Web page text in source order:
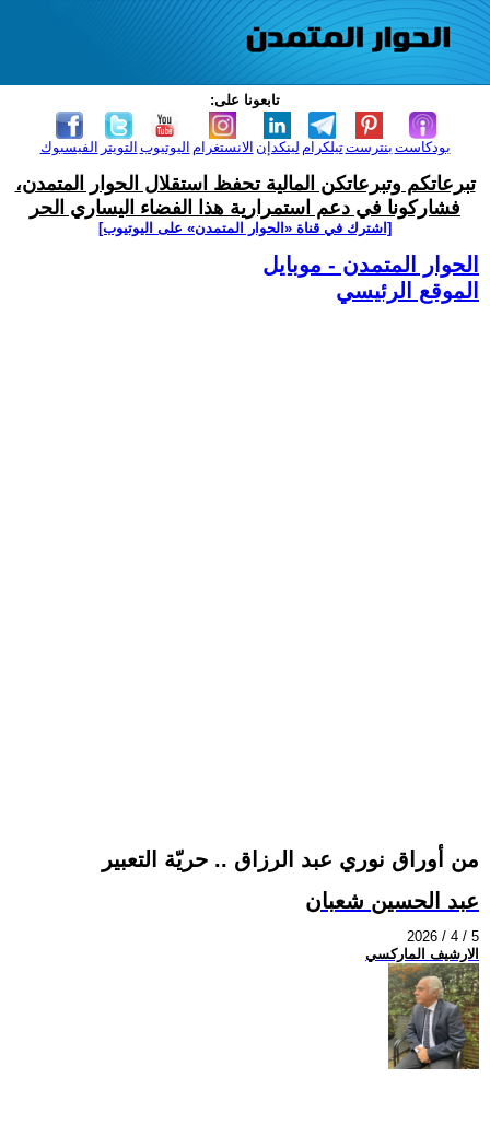
تابعونا على:
الفيسبوك التويتر اليوتيوب الانستغرام لينكدإن تيلكرامبنترست بودكاست
تبرعاتكم وتبرعاتكن المالية تحفظ استقلال الحوار المتمدن،
فشاركونا في دعم استمرارية هذا الفضاء اليساري الحر
[اشترك في قناة ‫«الحوار المتمدن» على اليوتيوب]
الحوار المتمدن - موبايل
الموقع الرئيسي
من أوراق نوري عبد الرزاق .. حريّة التعبير
عبد الحسين شعبان
2026 / 4 / 5
الارشيف الماركسي